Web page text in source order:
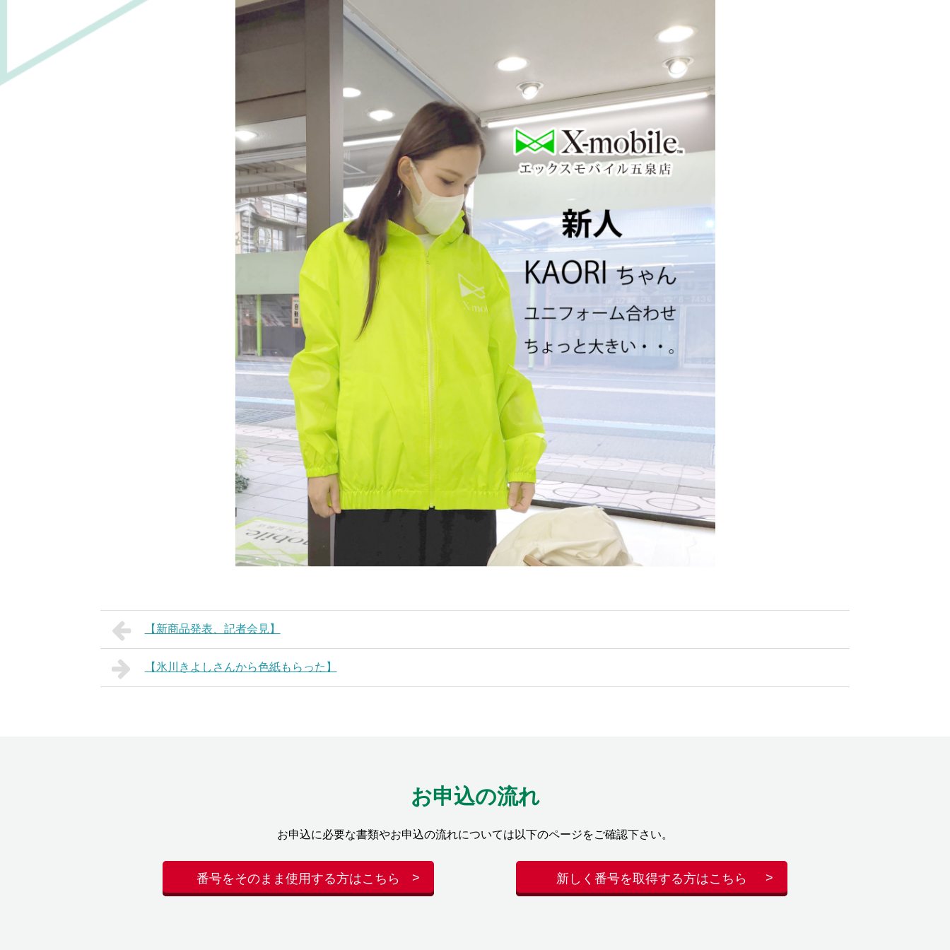
【新商品発表、記者会見】
【氷川きよしさんから色紙もらった】
お申込の流れ
お申込に必要な書類やお申込の流れについては以下のページをご確認下さい。
番号をそのまま使用する方はこちら 新しく番号を取得する方はこちら